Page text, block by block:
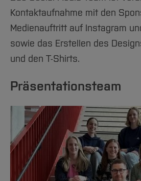
Kontaktaufnahme mit den
Medienauftritt auf Instagram
sowie das Erstellen des
und den T-Shirts.
Präsentationsteam